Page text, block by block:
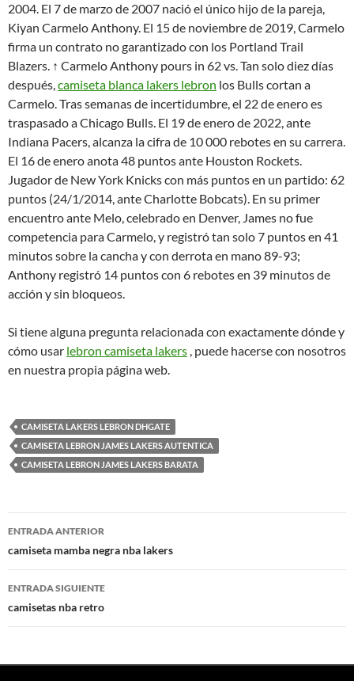
2004. El 7 de marzo de 2007 nació el único hijo de la pareja,
Kiyan Carmelo Anthony. El 15 de noviembre de 2019, Carmelo
firma un contrato no garantizado con los Portland Trail
Blazers. ↑ Carmelo Anthony pours in 62 vs. Tan solo diez días
después,camiseta blanca lakers lebron los Bulls cortan a
Carmelo. Tras semanas de incertidumbre, el 22 de enero es
traspasado a Chicago Bulls. El 19 de enero de 2022, ante
Indiana Pacers, alcanza la cifra de 10 000 rebotes en su carrera.
El 16 de enero anota 48 puntos ante Houston Rockets.
Jugador de New York Knicks con más puntos en un partido: 62
puntos (24/1/2014, ante Charlotte Bobcats). En su primer
encuentro ante Melo, celebrado en Denver, James no fue
competencia para Carmelo, y registró tan solo 7 puntos en 41
minutos sobre la cancha y con derrota en mano 89-93;
Anthony registró 14 puntos con 6 rebotes en 39 minutos de
acción y sin bloqueos.
Si tiene alguna pregunta relacionada con exactamente dónde y
cómo usar lebron camiseta lakers , puede hacerse con nosotros
en nuestra propia página web.
CAMISETA LAKERS LEBRON DHGATE
CAMISETA LEBRON JAMES LAKERS AUTENTICA
CAMISETA LEBRON JAMES LAKERS BARATA
Navegación
de
entradas
ENTRADA ANTERIOR
camiseta mamba negra nba lakers
ENTRADA SIGUIENTE
camisetas nba retro